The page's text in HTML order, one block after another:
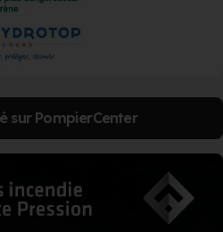
sur PompierCenter